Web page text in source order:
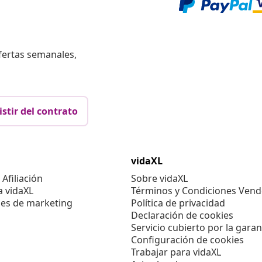
semanales,
del contrato
vidaXL
de marketing
vidaXL
Sobre vidaXL
Términos y Condiciones
Política de privacidad
Declaración de cookies
Servicio cubierto por la
Configuración de cookies
Trabajar para vidaXL